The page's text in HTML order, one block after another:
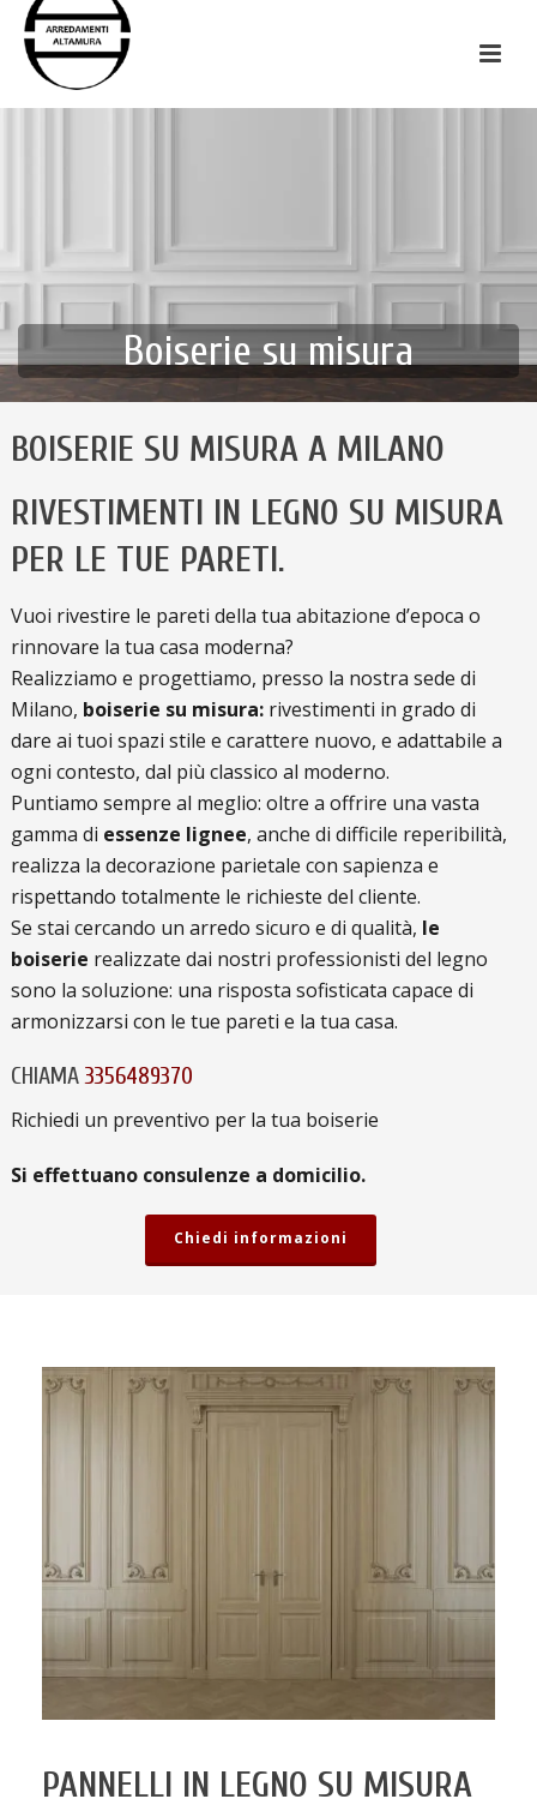
Boiserie su misura
BOISERIE SU MISURA A MILANO
RIVESTIMENTI IN LEGNO SU MISURA
PER LE TUE PARETI.
Vuoi rivestire le pareti della tua abitazione d’epoca o
rinnovare la tua casa moderna?
Realizziamo e progettiamo, presso la nostra sede di
Milano, boiserie su misura:rivestimenti in grado di
dare ai tuoi spazi stile e carattere nuovo, e adattabile a
ogni contesto, dal più classico al moderno.
Puntiamo sempre al meglio: oltre a offrire una vasta
gamma di essenze lignee, anche di difficile reperibilità,
realizza la decorazione parietale con sapienza e
rispettando totalmente le richieste del cliente.
Se stai cercando un arredo sicuro e di qualità, le
boiserie realizzate dai nostri professionisti del legno
sono la soluzione: una risposta sofisticata capace di
armonizzarsi con le tue pareti e la tua casa.
CHIAMA3356489370
Richiedi un preventivo per la tua boiserie
Si effettuano consulenze a domicilio.
Chiedi informazioni
PANNELLI IN LEGNO SU MISURA